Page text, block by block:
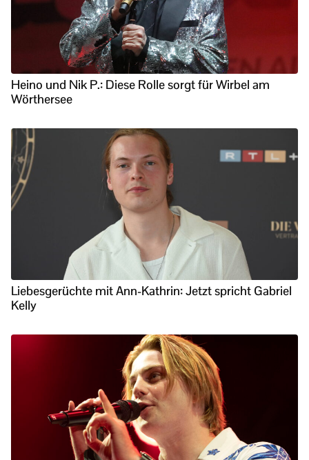
Heino und Nik P.: Diese Rolle sorgt für Wirbel am
Wörthersee
Liebesgerüchte mit Ann-Kathrin: Jetzt spricht Gabriel
Kelly